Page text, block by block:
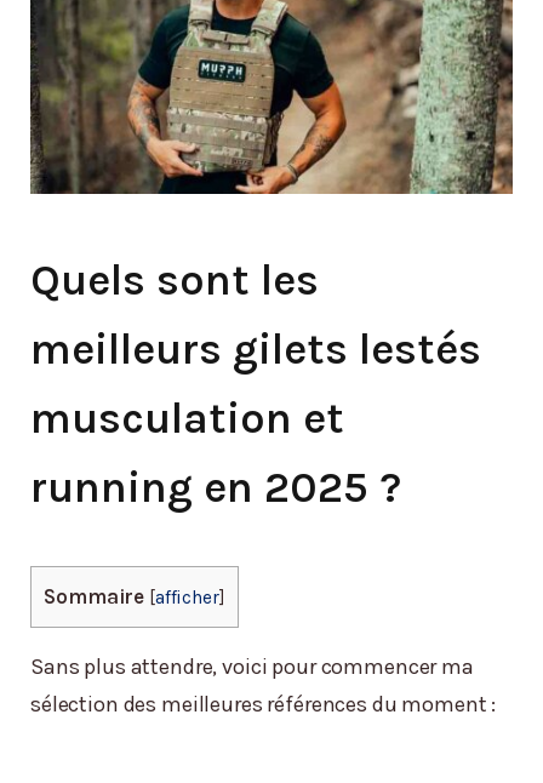
Quels sont les
meilleurs gilets lestés
musculation et
running en 2025 ?
Sommaire [afficher]
Sans plus attendre, voici pour commencer ma
sélection des meilleures références du moment :